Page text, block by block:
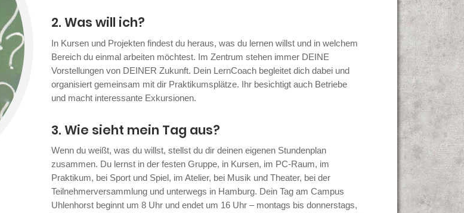
2. Was will ich?
In Kursen und Projekten findest du heraus, was du lernen willst und in welchem
Bereich du einmal arbeiten möchtest. Im Zentrum stehen immer DEINE
Vorstellungen von DEINER Zukunft. Dein LernCoach begleitet dich dabei und
organisiert gemeinsam mit dir Praktikumsplätze. Ihr besichtigt auch Betriebe
und macht interessante Exkursionen.
3. Wie sieht mein Tag aus?
Wenn du weißt, was du willst, stellst du dir deinen eigenen Stundenplan
zusammen. Du lernst in der festen Gruppe, in Kursen, im PC-Raum, im
Praktikum, bei Sport und Spiel, im Atelier, bei Musik und Theater, bei der
Teilnehmerversammlung und unterwegs in Hamburg. Dein Tag am Campus
Uhlenhorst beginnt um 8 Uhr und endet um 16 Uhr – montags bis donnerstags,